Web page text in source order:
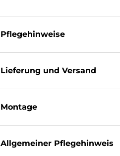
Pflegehinweise
Lieferung und Versand
Montage
Allgemeiner Pflegehinweis